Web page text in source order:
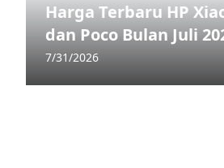
Harga Terbaru HP
dan Poco Bulan Juli
7/31/2026